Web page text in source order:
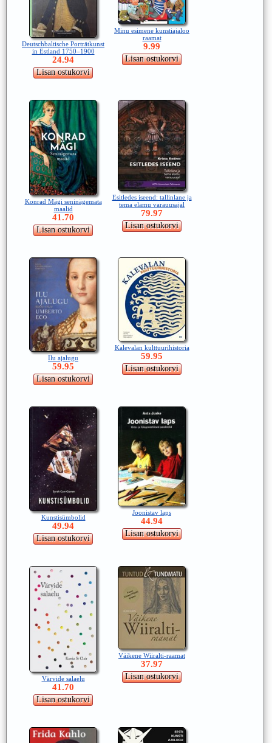
Deutschbaltische Porträtkunst
in Estland 1750–1900
24.94
Minu esimene kunstiajaloo
raamat
9.99
Konrad Mägi seninägemata
maalid
41.70
Esitledes iseend: tallinlane ja
tema elamu varauusajal
79.97
Ilu ajalugu
59.95
Kalevalan kulttuurihistoria
59.95
Kunstisümbolid
49.94
Joonistav laps
44.94
Värvide salaelu
41.70
Väikene Wiiralti-raamat
37.97